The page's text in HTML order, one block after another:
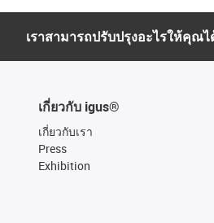
เราสามารถปรับปรุงอะไรให้คุณ
เกี่ยวกับ igus®
เกี่ยวกับเรา
Press
Exhibition